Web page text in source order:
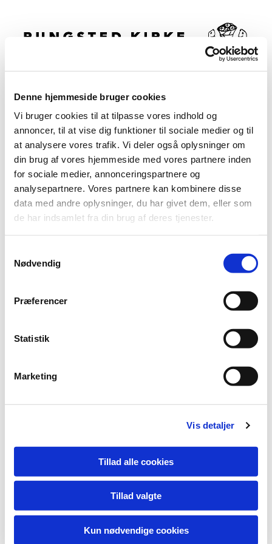
Denne hjemmeside bruger cookies
Vi bruger cookies til at tilpasse vores indhold og
annoncer, til at vise dig funktioner til sociale medier og til
at analysere vores trafik. Vi deler også oplysninger om
din brug af vores hjemmeside med vores partnere inden
for sociale medier, annonceringspartnere og
analysepartnere. Vores partnere kan kombinere disse
data med andre oplysninger, du har givet dem, eller som
de har indsamlet fra din brug af deres tjenester.
Nødvendig
Præferencer
Statistik
Marketing
Vis detaljer
Tillad alle cookies
Tillad valgte
Kun nødvendige cookies
Det sker i Provstiet
Rungsted Kirke, Bolbrovej 15 · Rungsted Sognehus, Bolbrovej 10B,
Privatlivspolitik Log på ChurchDesk